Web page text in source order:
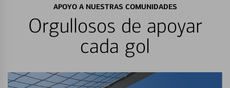
APOYO A NUESTRAS COMUNIDADES
Orgullosos de apoyar
cada gol